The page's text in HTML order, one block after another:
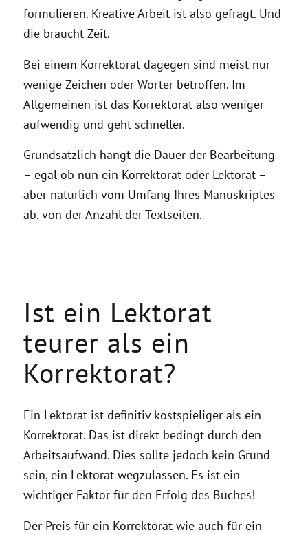
formulieren. Kreative Arbeit ist also gefragt. Und
die braucht Zeit.
Bei einem Korrektorat dagegen sind meist nur
wenige Zeichen oder Wörter betroffen. Im
Allgemeinen ist das Korrektorat also weniger
aufwendig und geht schneller.
Grundsätzlich hängt die Dauer der Bearbeitung
– egal ob nun ein Korrektorat oder Lektorat –
aber natürlich vom Umfang Ihres Manuskriptes
ab, von der Anzahl der Textseiten.
Ist ein Lektorat
teurer als ein
Korrektorat?
Ein Lektorat ist definitiv kostspieliger als ein
Korrektorat. Das ist direkt bedingt durch den
Arbeitsaufwand. Dies sollte jedoch kein Grund
sein, ein Lektorat wegzulassen. Es ist ein
wichtiger Faktor für den Erfolg des Buches!
Der Preis für ein Korrektorat wie auch für ein